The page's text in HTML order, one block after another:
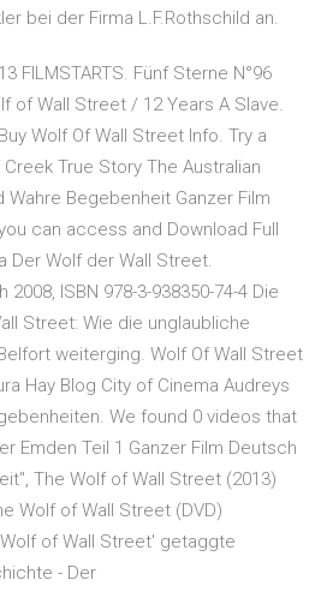
bei der Firma L.F.Rothschild an.
FILMSTARTS. Fünf Sterne N°96
of Wall Street / 12 Years A Slave.
Wolf Of Wall Street Info. Try a
True Story The Australian
Wahre Begebenheit Ganzer Film
can access and Download Full
Der Wolf der Wall Street.
ISBN 978-3-938350-74-4 Die
Street: Wie die unglaubliche
weiterging. Wolf Of Wall Street
Hay Blog City of Cinema Audreys
We found 0 videos that
Emden Teil 1 Ganzer Film Deutsch
The Wolf of Wall Street (2013)
Wolf of Wall Street (DVD)
Wolf of Wall Street' getaggte
- Der